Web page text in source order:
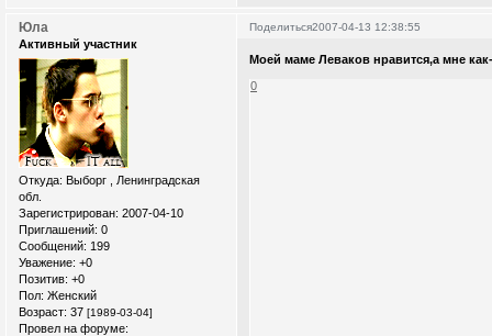
Поделиться2007-04-13 12:38:55
Юла
Активный участник
Откуда: Выборг , Ленинградская
обл.
Зарегистрирован: 2007-04-10
Приглашений: 0
Сообщений: 199
Уважение: +0
Позитив: +0
Пол: Женский
Возраст: 37 [1989-03-04]
Провел на форуме:
Моей маме Леваков нравится,а мне как-
0